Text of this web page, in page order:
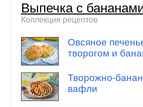
Выпечка с
Коллекция рецептов
Овсяное
творогом и
Творожно-
вафли